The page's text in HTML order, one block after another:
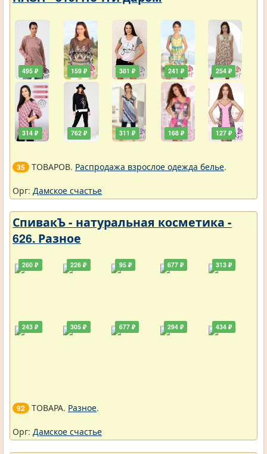
495 ₽
314 ₽
159 ₽
762 ₽
381 ₽
311 ₽
241 ₽
168 ₽
254 ₽
127 ₽
35 ТОВАРОВ. Распродажа взрослое одежда белье.
Орг: Дамское счастье
СпивакЪ - натуральная косметика -
626. Разное
260 ₽
243 ₽
226 ₽
305 ₽
95 ₽
677 ₽
677 ₽
294 ₽
313 ₽
434 ₽
92 ТОВАРА. Разное.
Орг: Дамское счастье